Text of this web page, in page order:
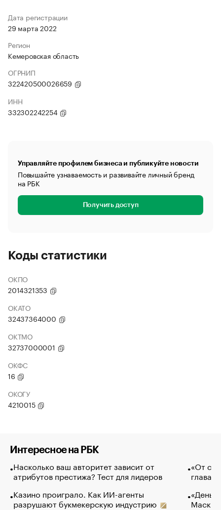
Дата регистрации
29 марта 2022
Регион
Кемеровская область
ОГРНИП
322420500026659
ИНН
332302242254
Управляйте профилем бизнеса и публикуйте новости
Повышайте узнаваемость и развивайте личный бренд
на РБК
Получить доступ
Коды статистики
ОКПО
2014321353
ОКАТО
32437364000
ОКТМО
32737000001
ОКФС
16
ОКОГУ
4210015
Интересное на РБК
Насколько ваш авторитет зависит от
атрибутов престижа? Тест для лидеров
Казино проиграло. Как ИИ-агенты
разрушают букмекерскую индустрию
«От
глава
Маск в